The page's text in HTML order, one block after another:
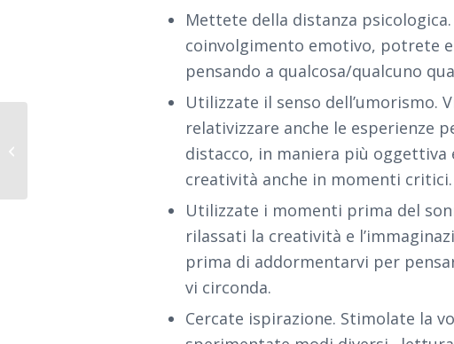
Mettete della distanza
coinvolgimento emotivo, potrete
pensando a qualcosa/qualcuno
Utilizzate il senso dell’umorismo.
relativizzare anche le esperienze
distacco, in maniera più
creatività anche in momenti critici.
Utilizzate i momenti prima del
rilassati la creatività e
prima di addormentarvi per
vi circonda.
Cercate ispirazione. Stimolate la